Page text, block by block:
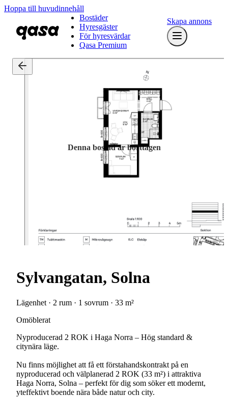
Hoppa till huvudinnehåll
Bostäder
Hyresgäster
För hyresvärdar
Qasa Premium
Skapa annons
Denna bostad är borttagen
Sylvangatan, Solna
Lägenhet · 2 rum · 1 sovrum · 33 m²
Omöblerat
Nyproducerad 2 ROK i Haga Norra – Hög standard &
citynära läge.
Nu finns möjlighet att få ett förstahandskontrakt på en
nyproducerad och välplanerad 2 ROK (33 m²) i attraktiva
Haga Norra, Solna – perfekt för dig som söker ett modernt,
yteffektivt boende nära både natur och city.